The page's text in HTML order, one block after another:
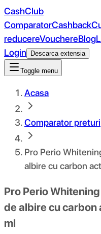
CashClub
ComparatorCashback
reducereVouchereBlog
Login
Descarca extensia
Toggle menu
Acasa
Comparator preturi
Pro Perio
albire cu carbon
Pro Perio
de albire cu carbon
ml